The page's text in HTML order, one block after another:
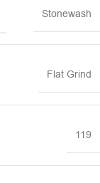
Stonewash
Flat Grind
119